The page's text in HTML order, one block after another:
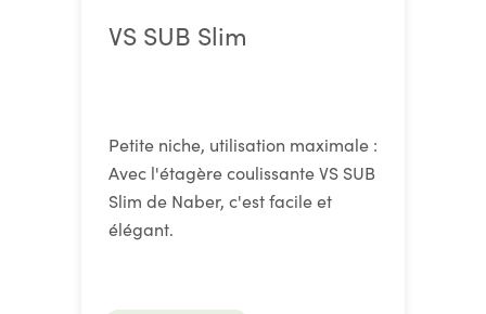
VS SUB Slim
Petite niche, utilisation maximale :
Avec l'étagère coulissante VS SUB
Slim de Naber, c'est facile et
élégant.